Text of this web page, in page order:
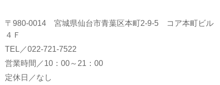
〒980-0014 宮城県仙台市青葉区本町2-9-5 コア本町ビル
４Ｆ
TEL／022-721-7522
営業時間／10：00～21：00
定休日／なし